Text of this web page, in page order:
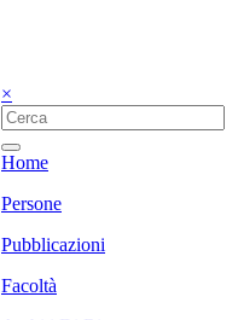
×
Home
Persone
Pubblicazioni
Facoltà